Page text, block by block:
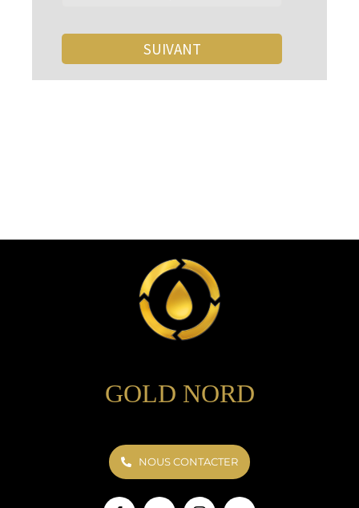
GOLD NORD
NOUS CONTACTER